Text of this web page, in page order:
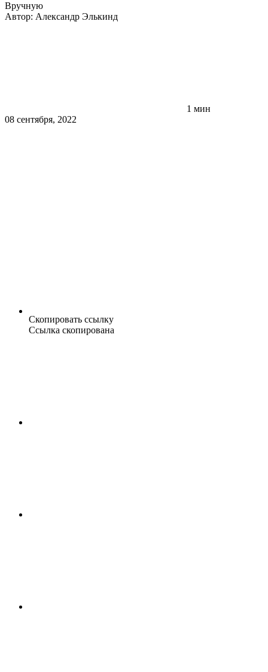
Вручную
Автор: Александр Элькинд
1 мин
08 сентября, 2022
Скопировать ссылку
Ссылка скопирована